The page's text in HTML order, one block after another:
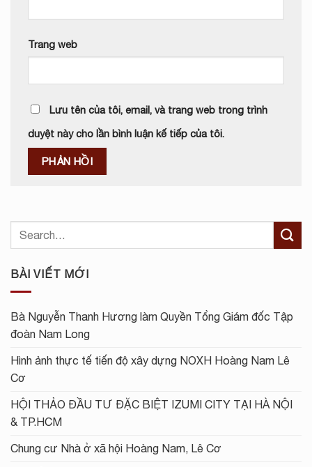
Trang web
Lưu tên của tôi, email, và trang web trong trình
duyệt này cho lần bình luận kế tiếp của tôi.
BÀI VIẾT MỚI
Bà Nguyễn Thanh Hương làm Quyền Tổng Giám đốc Tập
đoàn Nam Long
Hình ảnh thực tế tiến độ xây dựng NOXH Hoàng Nam Lê
Cơ
HỘI THẢO ĐẦU TƯ ĐẶC BIỆT IZUMI CITY TẠI HÀ NỘI
& TP.HCM
Chung cư Nhà ở xã hội Hoàng Nam, Lê Cơ